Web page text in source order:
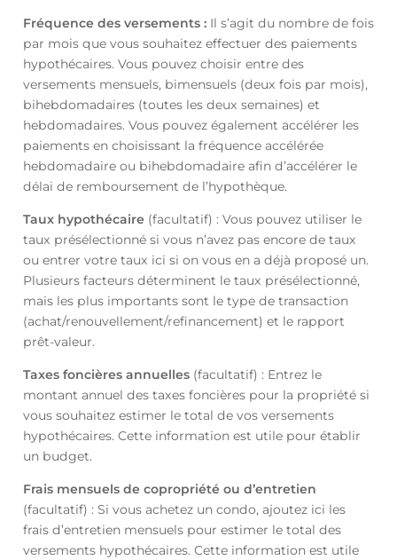
Fréquence des versements :Il s’agit du nombre de fois
par mois que vous souhaitez effectuer des paiements
hypothécaires. Vous pouvez choisir entre des
versements mensuels, bimensuels (deux fois par mois),
bihebdomadaires (toutes les deux semaines) et
hebdomadaires. Vous pouvez également accélérer les
paiements en choisissant la fréquence accélérée
hebdomadaire ou bihebdomadaire afin d’accélérer le
délai de remboursement de l’hypothèque.
Taux hypothécaire (facultatif) : Vous pouvez utiliser le
taux présélectionné si vous n’avez pas encore de taux
ou entrer votre taux ici si on vous en a déjà proposé un.
Plusieurs facteurs déterminent le taux présélectionné,
mais les plus importants sont le type de transaction
(achat/renouvellement/refinancement) et le rapport
prêt-valeur.
Taxes foncières annuelles(facultatif) : Entrez le
montant annuel des taxes foncières pour la propriété si
vous souhaitez estimer le total de vos versements
hypothécaires. Cette information est utile pour établir
un budget.
Frais mensuels de copropriété ou d’entretien
(facultatif) : Si vous achetez un condo, ajoutez ici les
frais d’entretien mensuels pour estimer le total des
versements hypothécaires. Cette information est utile